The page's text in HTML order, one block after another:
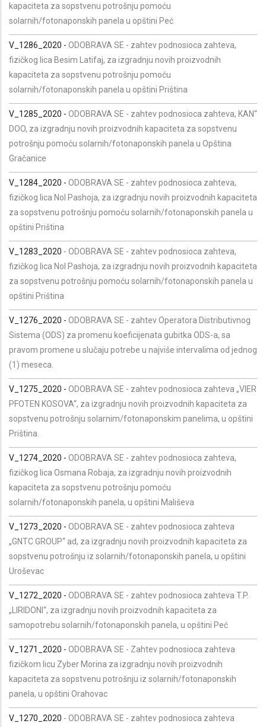
kapaciteta za sopstvenu potrošnju pomoću
solarnih/fotonaponskih panela u opštini Peć
V_1286_2020 - ODOBRAVA SE - zahtev podnosioca zahteva,
fizičkog lica Besim Latifaj, za izgradnju novih proizvodnih
kapaciteta za sopstvenu potrošnju pomoću
solarnih/fotonaponskih panela u opštini Priština
V_1285_2020 - ODOBRAVA SE - zahtev podnosioca zahteva, KAN“
DOO, za izgradnju novih proizvodnih kapaciteta za sopstvenu
potrošnju pomoću solarnih/fotonaponskih panela u Opština
Gračanice
V_1284_2020 - ODOBRAVA SE - zahtev podnosioca zahteva,
fizičkog lica Nol Pashoja, za izgradnju novih proizvodnih kapaciteta
za sopstvenu potrošnju pomoću solarnih/fotonaponskih panela u
opštini Priština
V_1283_2020 - ODOBRAVA SE - zahtev podnosioca zahteva,
fizičkog lica Nol Pashoja, za izgradnju novih proizvodnih kapaciteta
za sopstvenu potrošnju pomoću solarnih/fotonaponskih panela u
opštini Priština
V_1276_2020 - ODOBRAVA SE - zahtev Operatora Distributivnog
Sistema (ODS) za promenu koeficijenata gubitka ODS-a, sa
pravom promene u slučaju potrebe u najviše intervalima od jednog
(1) meseca.
V_1275_2020 - ODOBRAVA SE - zahtev podnosioca zahteva „VIER
PFOTEN KOSOVA“, za izgradnju novih proizvodnih kapaciteta za
sopstvenu potrošnju solarnim/fotonaponskim panelima, u opštini
Priština.
V_1274_2020 - ODOBRAVA SE - zahtev podnosioca zahteva,
fizičkog lica Osmana Robaja, za izgradnju novih proizvodnih
kapaciteta za sopstvenu potrošnju pomoću
solarnih/fotonaponskih panela, u opštini Mališeva
V_1273_2020 - ODOBRAVA SE - zahtev podnosioca zahteva
„GNTC GROUP“ ad, za izgradnju novih proizvodnih kapaciteta za
sopstvenu potrošnju iz solarnih/fotonaponskih panela, u opštini
Uroševac
V_1272_2020 - ODOBRAVA SE - zahtev podnosioca zahteva T.P.
„LIRIDONI“, za izgradnju novih proizvodnih kapaciteta za
samopotrebu solarnih/fotonaponskih panela, u opštini Peć
V_1271_2020 - ODOBRAVA SE - Zahtev podnosioca zahteva
fizičkom licu Zyber Morina za izgradnju novih proizvodnih
kapaciteta za sopstvenu potrošnju iz solarnih/fotonaponskih
panela, u opštini Orahovac
V_1270_2020 - ODOBRAVA SE - zahtev podnosioca zahteva